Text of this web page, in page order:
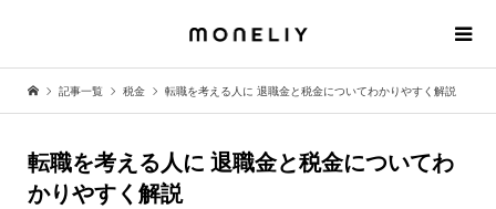
記事一覧 税金 転職を考える人に 退職金と税金についてわかりやすく解説
転職を考える人に 退職金と税金についてわ
かりやすく解説